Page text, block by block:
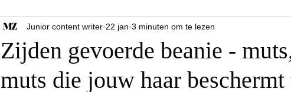
Zijde als materiaal Zijde als kado Borsten rimpels
Zijden gevoerde beanie -
muts die jouw haar
Junior content writer 22 jan 3 minuten om te lezen